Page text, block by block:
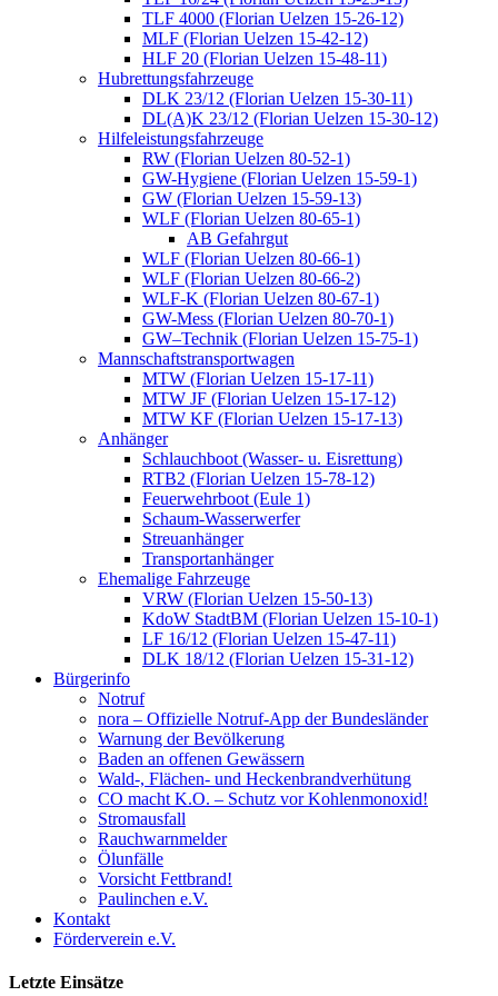
TLF 4000 (Florian Uelzen 15-26-12)
MLF (Florian Uelzen 15-42-12)
HLF 20 (Florian Uelzen 15-48-11)
Hubrettungsfahrzeuge
DLK 23/12 (Florian Uelzen 15-30-11)
DL(A)K 23/12 (Florian Uelzen 15-30-12)
Hilfeleistungsfahrzeuge
RW (Florian Uelzen 80-52-1)
GW-Hygiene (Florian Uelzen 15-59-1)
GW (Florian Uelzen 15-59-13)
WLF (Florian Uelzen 80-65-1)
AB Gefahrgut
WLF (Florian Uelzen 80-66-1)
WLF (Florian Uelzen 80-66-2)
WLF-K (Florian Uelzen 80-67-1)
GW-Mess (Florian Uelzen 80-70-1)
GW–Technik (Florian Uelzen 15-75-1)
Mannschaftstransportwagen
MTW (Florian Uelzen 15-17-11)
MTW JF (Florian Uelzen 15-17-12)
MTW KF (Florian Uelzen 15-17-13)
Anhänger
Schlauchboot (Wasser- u. Eisrettung)
RTB2 (Florian Uelzen 15-78-12)
Feuerwehrboot (Eule 1)
Schaum-Wasserwerfer
Streuanhänger
Transportanhänger
Ehemalige Fahrzeuge
VRW (Florian Uelzen 15-50-13)
KdoW StadtBM (Florian Uelzen 15-10-1)
LF 16/12 (Florian Uelzen 15-47-11)
DLK 18/12 (Florian Uelzen 15-31-12)
Bürgerinfo
Notruf
nora – Offizielle Notruf-App der Bundesländer
Warnung der Bevölkerung
Baden an offenen Gewässern
Wald-, Flächen- und Heckenbrandverhütung
CO macht K.O. – Schutz vor Kohlenmonoxid!
Stromausfall
Rauchwarnmelder
Ölunfälle
Vorsicht Fettbrand!
Paulinchen e.V.
Kontakt
Förderverein e.V.
Letzte Einsätze